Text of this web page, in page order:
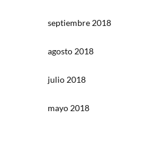
septiembre 2018
agosto 2018
julio 2018
mayo 2018